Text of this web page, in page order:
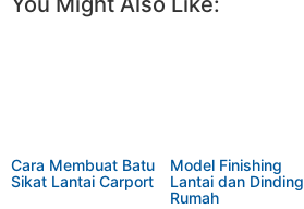
Cara Membuat Batu
Sikat Lantai Carport
Model Finishing
Lantai dan Dinding
Rumah